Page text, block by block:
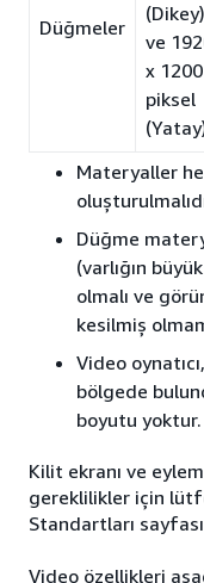
Düğmeler
(Dikey)
ve
x 1200
piksel
Materyaller
Düğme
(varlığın
olmalı ve
kesilmiş
Video
bölgede
boyutu yoktur.
Kilit ekranı ve
gereklilikler için
Standartları
Video özellikleri